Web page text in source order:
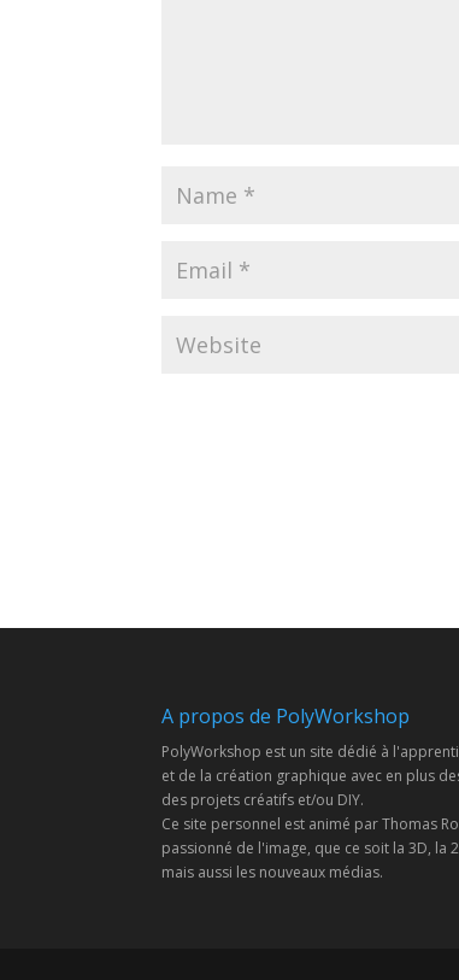
A propos de PolyWorkshop
PolyWorkshop est un site dédié à
et de la création graphique avec en plus
des projets créatifs et/ou DIY.
Ce site personnel est animé par Thomas
passionné de l'image, que ce soit la 3D, la
mais aussi les nouveaux médias.